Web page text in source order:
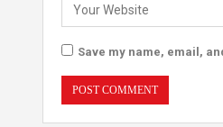
Save my name, email,